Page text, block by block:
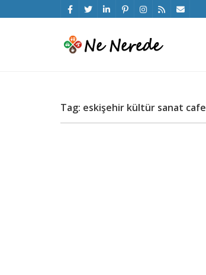
Tag: eskişehir kültür sanat cafe